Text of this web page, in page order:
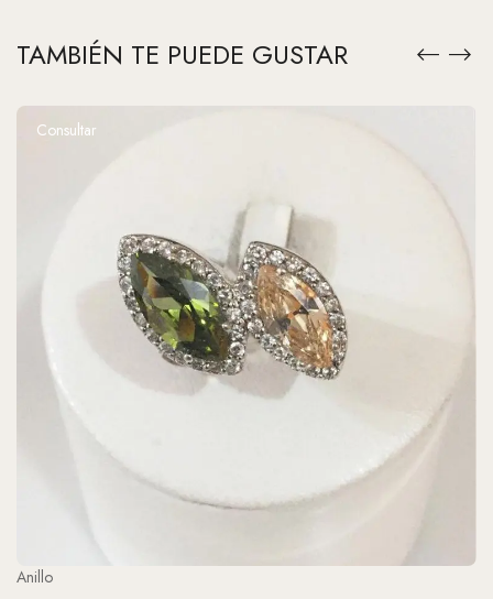
TAMBIÉN TE PUEDE GUSTAR
Consultar
Anillo